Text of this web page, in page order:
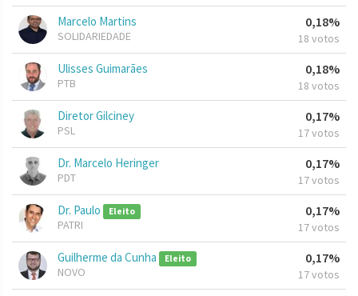
Marcelo Martins
SOLIDARIEDADE
0,18%
18 votos
Ulisses Guimarães
PTB
0,18%
18 votos
Diretor Gilciney
PSL
0,17%
17 votos
Dr. Marcelo Heringer
PDT
0,17%
17 votos
Dr. Paulo Eleito
PATRI
0,17%
17 votos
Guilherme da Cunha Eleito
NOVO
0,17%
17 votos